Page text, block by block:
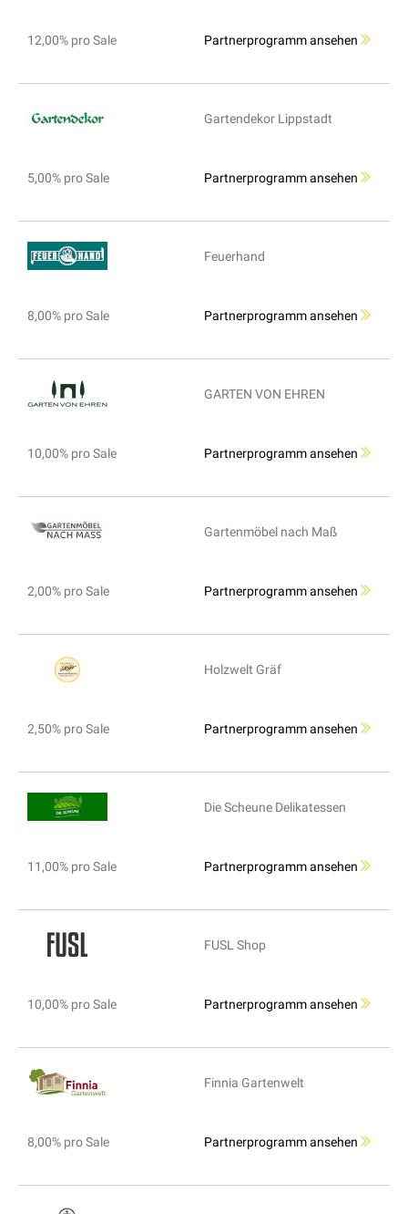
12,00% pro Sale Partnerprogramm ansehen
Gartendekor Lippstadt
5,00% pro Sale Partnerprogramm ansehen
Feuerhand
8,00% pro Sale Partnerprogramm ansehen
GARTEN VON EHREN
10,00% pro Sale Partnerprogramm ansehen
Gartenmöbel nach Maß
2,00% pro Sale Partnerprogramm ansehen
Holzwelt Gräf
2,50% pro Sale Partnerprogramm ansehen
Die Scheune Delikatessen
11,00% pro Sale Partnerprogramm ansehen
FUSL Shop
10,00% pro Sale Partnerprogramm ansehen
Finnia Gartenwelt
8,00% pro Sale Partnerprogramm ansehen